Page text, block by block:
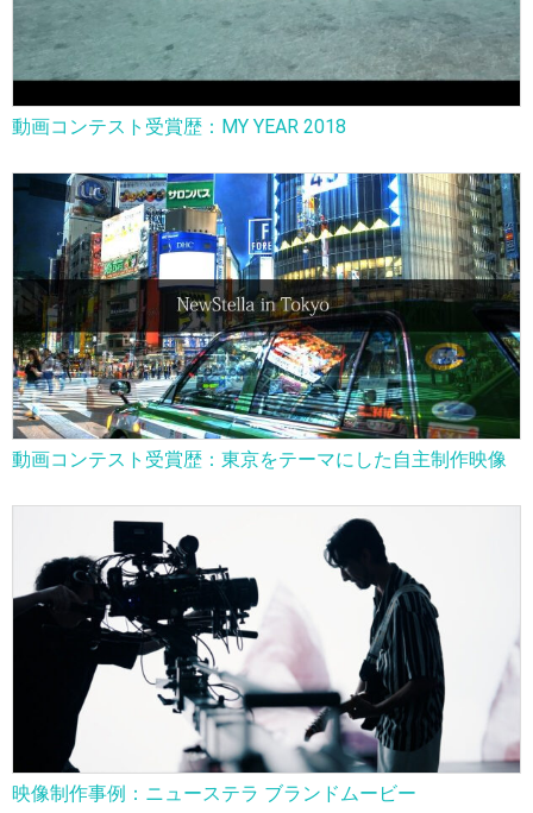
動画コンテスト受賞歴：MY YEAR 2018
動画コンテスト受賞歴：東京をテーマにした自主制作映像
映像制作事例：ニューステラ ブランドムービー